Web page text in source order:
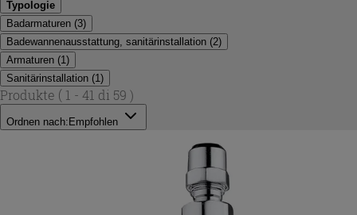
Typologie
Badarmaturen (3)
Badewannenausstattung, sanitärinstallation (2)
Armaturen (1 )
Sanitärinstallation (1 )
Produkte ( 1 - 41 di 59 )
Ordnen nach: Empfohlen